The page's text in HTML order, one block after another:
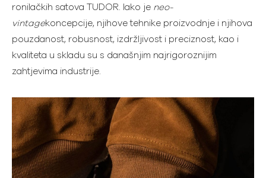
ronilačkih satova TUDOR. Iako je neo-
vintagekoncepcije, njihove tehnike proizvodnje i njihova
pouzdanost, robusnost, izdržljivost i preciznost, kao i
kvaliteta u skladu su s današnjim najrigoroznijim
zahtjevima industrije.